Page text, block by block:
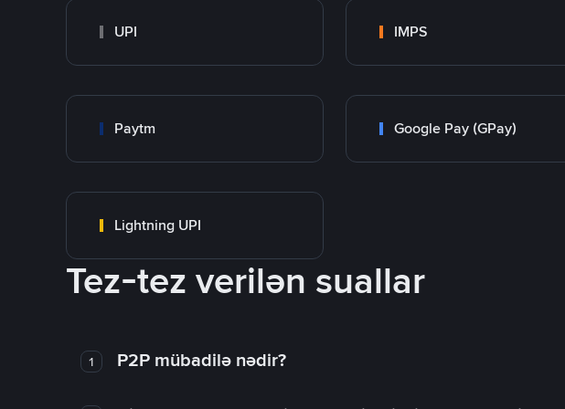
UPI IMPS
Paytm Google Pay (GPay)
Lightning UPI
Tez-tez verilən suallar
1 P2P mübadilə nədir?